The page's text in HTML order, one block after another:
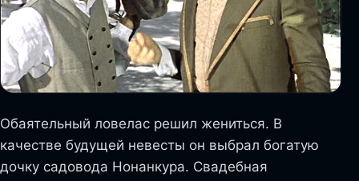
Обаятельный ловелас решил жениться. В
качестве будущей невесты он выбрал богатую
дочку садовода Нонанкура. Свадебная